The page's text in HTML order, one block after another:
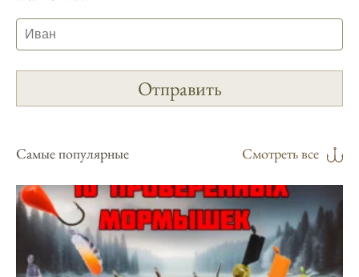
рыбы.
Прогноз клева учитывает погодные
условия и фазы луны, что делает его
отправиться на рыбалку.
Подробный прогноз клева помогает мне
выбирать лучшие дни для рыбалки в
Москве и области.
С приложением можно получить прогноз
клева на ближайшие сутки.
Самые популярные Смотреть все